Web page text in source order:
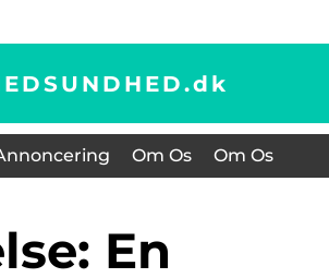
dk
Om Os Om Os